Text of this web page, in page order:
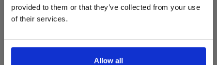
provided to them or that they’ve collected from your use
of their services.
Allow all
REVIEWS
• • • • •
de voorraad strekt!
Liever nieuw bestellen? Ook dan krijgt u een vriendelijke
designmeubel geheel naar wens samen te stellen, met de
mag verwachten.